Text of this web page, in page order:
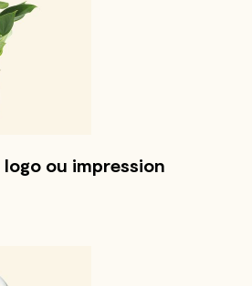
ou impression